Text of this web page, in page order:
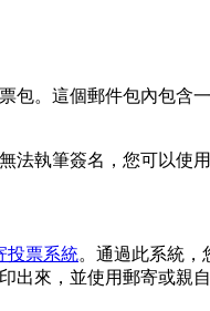
包。這個郵件包內包含
法執筆簽名，您可以使
投票系統。通過此系統，
出來，並使用郵寄或親自